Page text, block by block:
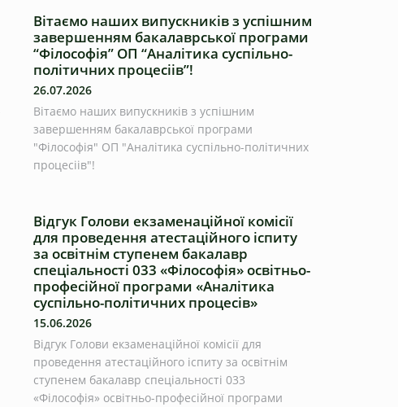
Вітаємо наших випускників з успішним
завершенням бакалаврської програми
“Філософія” ОП “Аналітика суспільно-
політичних процесіів”!
26.07.2026
Вітаємо наших випускників з успішним
завершенням бакалаврської програми
"Філософія" ОП "Аналітика суспільно-політичних
процесіів"!
Відгук Голови екзаменаційної комісії
для проведення атестаційного іспиту
за освітнім ступенем бакалавр
спеціальності 033 «Філософія» освітньо-
професійної програми «Аналітика
суспільно-політичних процесів»
15.06.2026
Відгук Голови екзаменаційної комісії для
проведення атестаційного іспиту за освітнім
ступенем бакалавр спеціальності 033
«Філософія» освітньо-професійної програми